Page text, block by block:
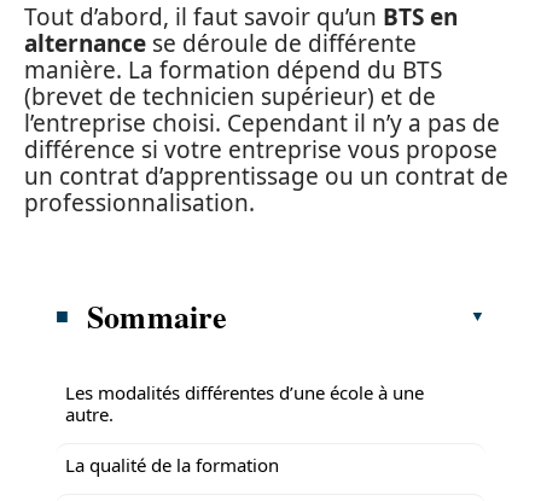
Tout d’abord, il faut savoir qu’un BTS en
alternance se déroule de différente
manière. La formation dépend du BTS
(brevet de technicien supérieur) et de
l’entreprise choisi. Cependant il n’y a pas de
différence si votre entreprise vous propose
un contrat d’apprentissage ou un contrat de
professionnalisation.
Sommaire
Les modalités différentes d’une école à une
autre.
La qualité de la formation